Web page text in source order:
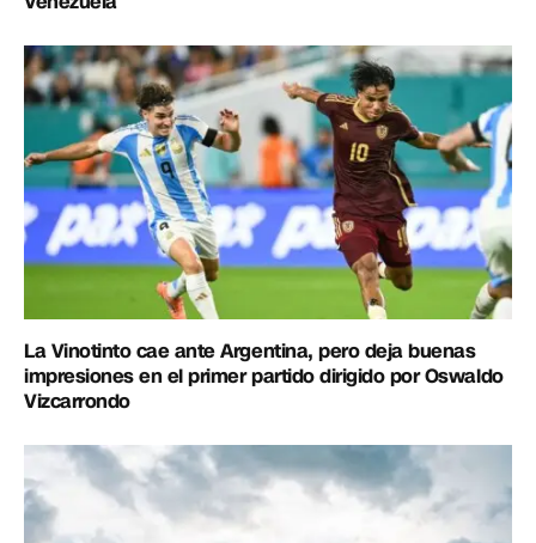
La Vinotinto cae ante Argentina, pero deja buenas
impresiones en el primer partido dirigido por Oswaldo
Vizcarrondo